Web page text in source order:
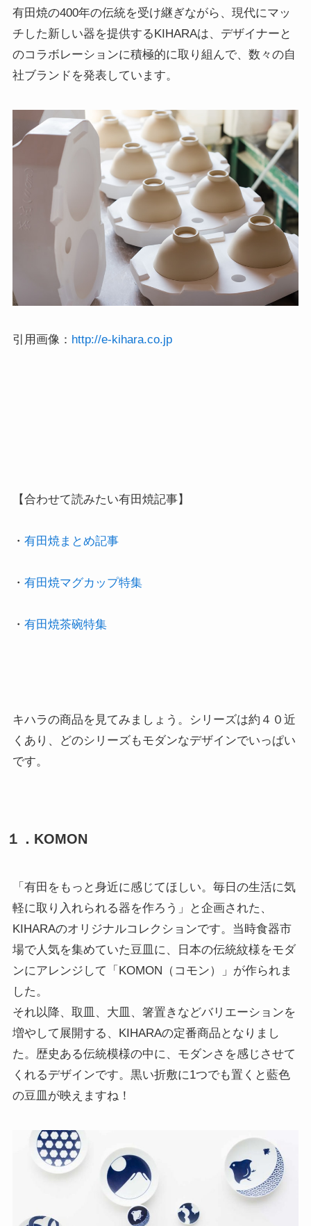
有田焼の400年の伝統を受け継ぎながら、現代にマッ
チした新しい器を提供するKIHARAは、デザイナーと
のコラボレーションに積極的に取り組んで、数々の自
社ブランドを発表しています。
引用画像： http://e-kihara.co.jp
【合わせて読みたい有田焼記事】
・ 有田焼まとめ記事
・ 有田焼マグカップ特集
・ 有田焼茶碗特集
キハラの商品を見てみましょう。シリーズは約４０近
くあり、どのシリーズもモダンなデザインでいっぱい
です。
１．KOMON
「有田をもっと身近に感じてほしい。毎日の生活に気
軽に取り入れられる器を作ろう」と企画された、
KIHARAのオリジナルコレクションです。当時食器市
場で人気を集めていた豆皿に、日本の伝統紋様をモダ
ンにアレンジして「KOMON（コモン）」が作られま
した。
それ以降、取皿、大皿、箸置きなどバリエーションを
増やして展開する、KIHARAの定番商品となりまし
た。歴史ある伝統模様の中に、モダンさを感じさせて
くれるデザインです。黒い折敷に1つでも置くと藍色
の豆皿が映えますね！